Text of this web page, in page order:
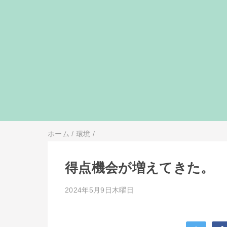
ホーム /環境 /
得点機会が増えてきた。
2024年5月9日木曜日